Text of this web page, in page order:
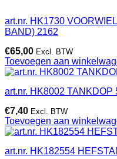
art.nr. HK1730
BAND) 2162
€65,00 Excl. BTW
Toevoegen aan
art.nr. HK8002 TANKDOP
€7,40 Excl. BTW
Toevoegen aan
art.nr. HK182554